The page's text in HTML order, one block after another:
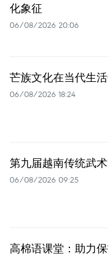
化象征
06/08/2026 20:06
芒族文化在当代生
06/08/2026 18:24
第九届越南传统武
06/08/2026 09:25
高棉语课堂：助力